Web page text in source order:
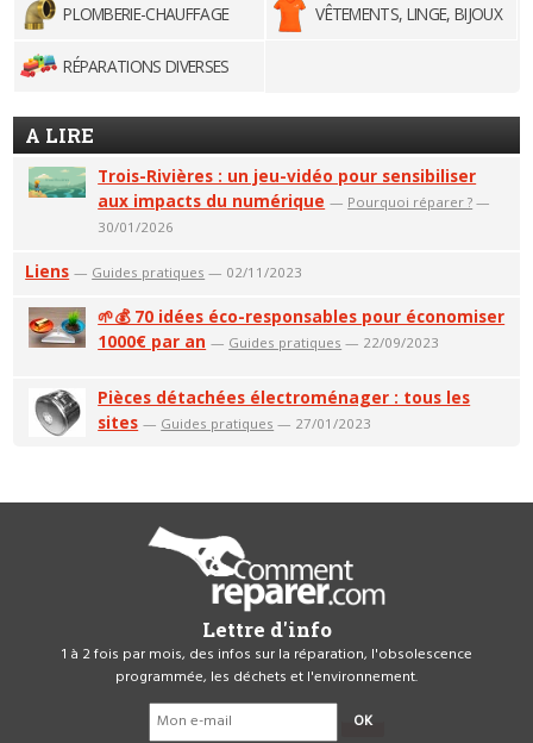
PLOMBERIE-CHAUFFAGE VÊTEMENTS, LINGE, BIJOUX
RÉPARATIONS DIVERSES
A LIRE
Trois-Rivières : un jeu-vidéo pour sensibiliser
aux impacts du numérique — Pourquoi réparer ? —
30/01/2026
Liens — Guides pratiques — 02/11/2023
🌱💰 70 idées éco-responsables pour économiser
1000€ par an — Guides pratiques — 22/09/2023
Pièces détachées électroménager : tous les
sites — Guides pratiques — 27/01/2023
Lettre d'info
1 à 2 fois par mois, des infos sur la réparation, l'obsolescence
programmée, les déchets et l'environnement.
OK